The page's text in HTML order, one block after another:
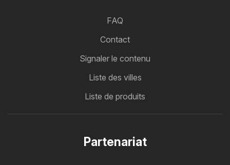
FAQ
Contact
Signaler le contenu
Liste des villes
Liste de produits
Partenariat